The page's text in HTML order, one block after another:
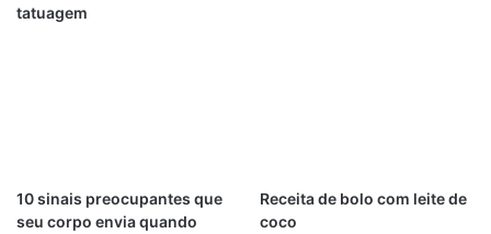
tatuagem
10 sinais preocupantes que
seu corpo envia quando
Receita de bolo com leite de
coco